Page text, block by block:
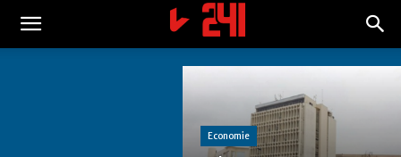
Economie